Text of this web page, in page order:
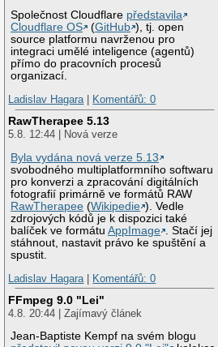
Společnost Cloudflare představila
Cloudflare OS
(GitHub ), tj. open
source platformu navrženou pro
integraci umělé inteligence (agentů)
přímo do pracovních procesů
organizací.
Ladislav Hagara| Komentářů: 0
RawTherapee 5.13
5.8. 12:44 | Nová verze
Byla vydána nová verze 5.13
svobodného multiplatformního softwaru
pro konverzi a zpracování digitálních
fotografií primárně ve formátů RAW
RawTherapee (Wikipedie ). Vedle
zdrojových kódů je k dispozici také
balíček ve formátuAppImage
. Stačí jej
stáhnout, nastavit právo ke spuštění a
spustit.
Ladislav Hagara| Komentářů: 0
FFmpeg 9.0 "Lei"
4.8. 20:44 | Zajímavý článek
Jean-Baptiste Kempf na svém blogu